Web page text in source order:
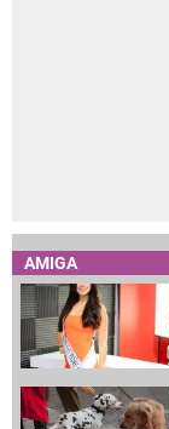
AMIGA